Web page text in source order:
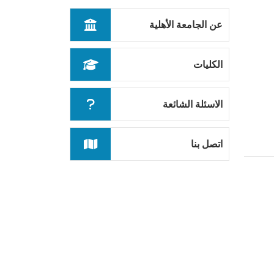
عن الجامعة الأهلية
الكليات
الاسئلة الشائعة
اتصل بنا